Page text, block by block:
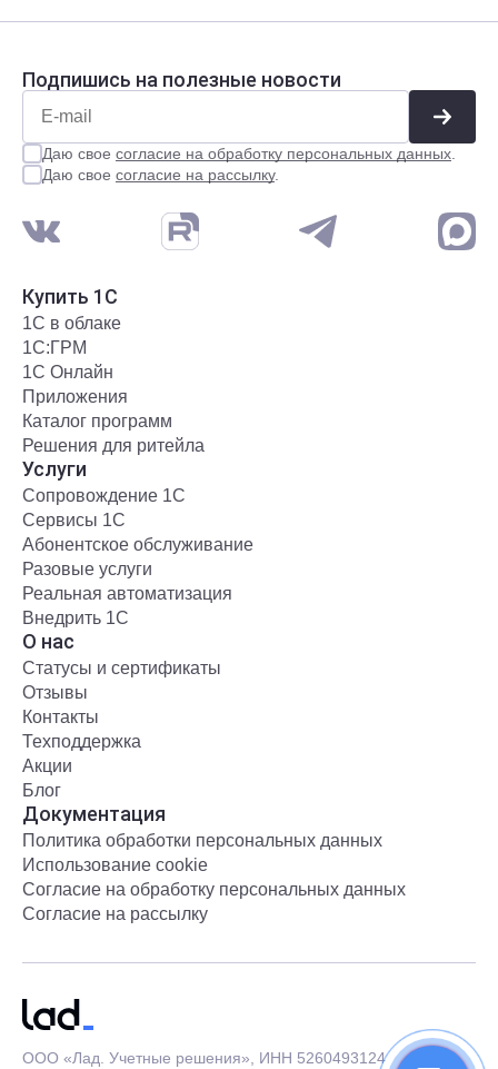
Подпишись на полезные новости
Даю свое согласие на обработку персональных данных
Даю свое согласие на рассылку.
Купить 1С
1С в облаке
1С:ГРМ
1С Онлайн
Приложения
Каталог программ
Решения для ритейла
Услуги
Сопровождение 1С
Сервисы 1С
Абонентское обслуживание
Разовые услуги
Реальная автоматизация
Внедрить 1С
О нас
Статусы и сертификаты
Отзывы
Контакты
Техподдержка
Акции
Блог
Документация
Политика обработки персональных данных
Использование cookie
Согласие на обработку персональных данных
Согласие на рассылку
ООО «Лад. Учетные решения», ИНН 5260493124